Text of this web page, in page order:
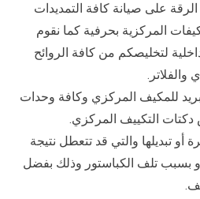
على صيانة كافة التمديدات
المركزية بحرفية كما نقوم
لتخليصكم من كافة الروائح
والفلاتر.
للمكيف المركزي وكافة وحدات
التكييف المركزي.
أو تبديلها والتي قد تتعطل نتيجة
بسبب تلف الكباستور وذلك بفضل